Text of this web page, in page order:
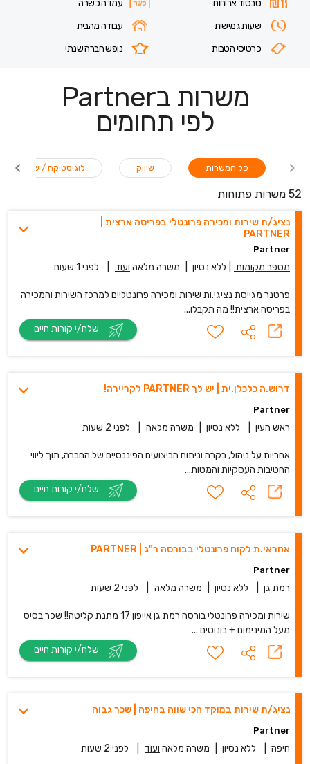
סבסוד ארוחות
עמדה כשרה
שעות גמישות
עבודה מהבית
כרטיסי הטבות
נופש חברה שנתי
משרות בPartner
לפי תחומים
לוגיסטיקה / שילוח שיווק כל המשרות
52 משרות פתוחות
נציג/ת שירות ומכירה פרונטלי בפריסה ארצית |
PARTNER
Partner
מספר מקומות ללא נסיון משרה מלאה ועוד לפני 1 שעות
פרטנר מגייסת נציגי.ות שירות ומכירה פרונטליים למרכז השירות והמכירה
בפריסה ארצית!! מה תקבלו...
דרוש.ה כלכלן.ית | יש לך PARTNER לקריירה!
Partner
ראש העין ללא נסיון משרה מלאה לפני 2 שעות
אחריות על ניהול, בקרה וניתוח הביצועים הפיננסיים של החברה, תוך ליווי
החטיבות העסקיות והמטות...
אחראי.ת לקוח פרונטלי בבורסה ר"ג | PARTNER
Partner
רמת גן ללא נסיון משרה מלאה לפני 2 שעות
שירות ומכירה פרונטלי בורסה רמת גן אייפון 17 מתנת קליטה!! שכר בסיס
מעל המינימום + בונוסים ...
נציג/ת שירות במוקד הכי שווה בחיפה | שכר גבוה
Partner
חיפה ללא נסיון משרה מלאה ועוד לפני 2 שעות